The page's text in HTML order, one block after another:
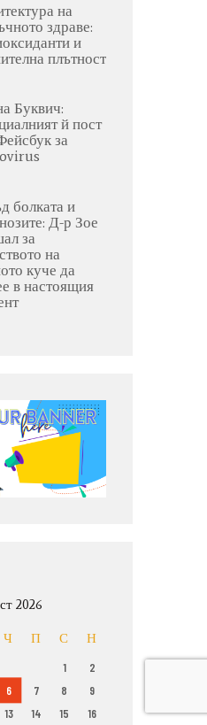
на
здраве:
и
плътност
Буквич:
й пост
за
болката и
Д-р Зое
за
на
куче да
в настоящия
2026
Ч П С Н
1
2
6 7 8
9
13 14 15 16